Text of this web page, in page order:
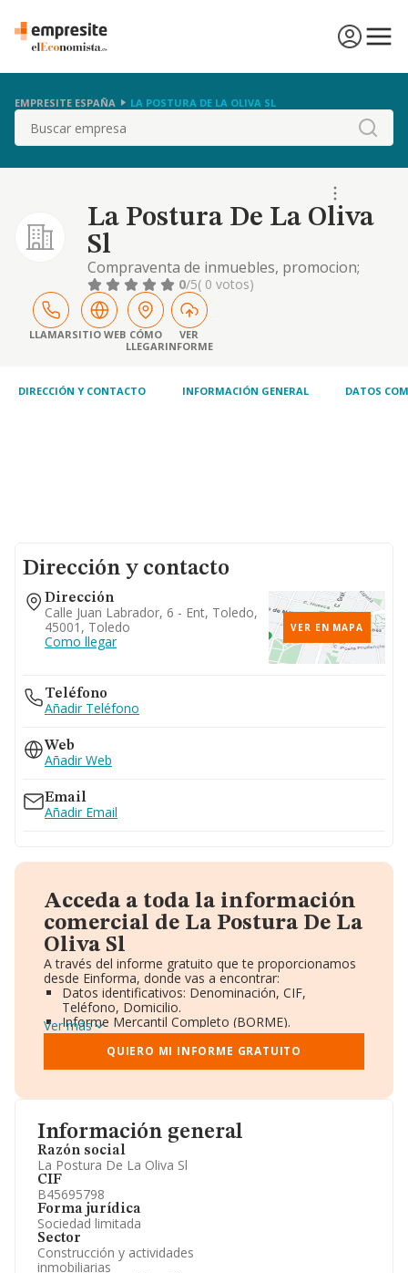
EMPRESITE ESPAÑA LA POSTURA DE LA OLIVA SL
Buscar
La Postura De La Oliva
Sl
Compraventa de inmuebles, promocion;
parcelacion y urbanizacion de terrenos y
fincas.- construccion y venta de viviendas,
naves industriales, locales comerciales y
edificaciones. obras. actividades relacionadas
con la al
0/5( 0 votos)
LLAMARSITIO WEB CÓMO
LLEGAR
VER
INFORME
DIRECCIÓN Y CONTACTO INFORMACIÓN GENERAL DATOS
Información general
Razón social
La Postura De La Oliva Sl
CIF
B45695798
Forma jurídica
Sociedad limitada
Sector
Construcción y actividades
inmobiliarias
Dirección y contacto
Dirección
Calle Juan Labrador, 6 - Ent, Toledo,
45001, Toledo
Como llegar
VER EN MAPA
Teléfono
Añadir Teléfono
Web
Añadir Web
Email
Añadir Email
Acceda a toda la información
comercial de La Postura De La
Oliva Sl
A través del informe gratuito que te proporcionamos
desde Einforma, donde vas a encontrar:
Datos identificativos: Denominación, CIF,
Teléfono, Domicilio.
Informe Mercantil Completo (BORME).
Gráficos de Evolución Ventas y Empleados.
Consejo de Administración y Administradores.
Directivos y Ejecutivos.
Información oficial y registral complementaria.
Ver más
QUIERO MI INFORME GRATUITO